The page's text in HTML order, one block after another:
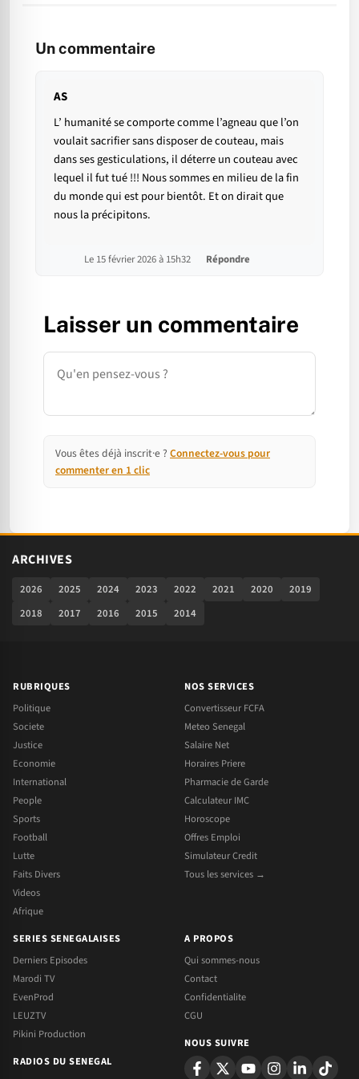
Un commentaire
AS
L’ humanité se comporte comme l’agneau que l’on
voulait sacrifier sans disposer de couteau, mais
dans ses gesticulations, il déterre un couteau avec
lequel il fut tué !!! Nous sommes en milieu de la fin
du monde qui est pour bientôt. Et on dirait que
nous la précipitons.
Le 15 février 2026 à 15h32 Répondre
Laisser un commentaire
Commentaire
Vous êtes déjà inscrit·e ? Connectez-vous pour
commenter en 1 clic
ARCHIVES
2026 2025 2024 2023 2022 2021 2020
2019
2018
2017 2016 2015 2014
RUBRIQUES
Politique
Societe
Justice
Economie
International
People
Sports
Football
Lutte
Faits Divers
Videos
Afrique
NOS SERVICES
Convertisseur FCFA
Meteo Senegal
Salaire Net
Horaires Priere
Pharmacie de Garde
Calculateur IMC
Horoscope
Offres Emploi
Simulateur Credit
Tous les services →
SERIES SENEGALAISES
Derniers Episodes
Marodi TV
EvenProd
LEUZTV
Pikini Production
RADIOS DU SENEGAL
A PROPOS
Qui sommes-nous
Contact
Confidentialite
CGU
NOUS SUIVRE